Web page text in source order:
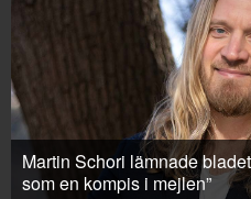
Martin Schori lämnade
som en kompis i mejlen”